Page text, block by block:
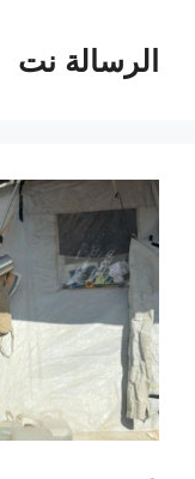
المحتوىالرسالة نت